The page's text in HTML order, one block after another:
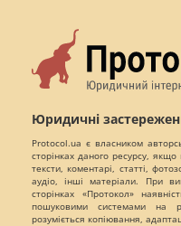
Юридичні
Protocol.ua є власником
сторінках даного ресурсу,
тексти, коментарі, статті,
аудіо, інші матеріали. При
сторінках «Протокол»
пошуковими системами на
розуміється копіювання,